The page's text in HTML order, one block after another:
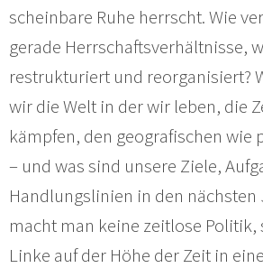
scheinbare Ruhe herrscht. Wie
gerade Herrschaftsverhältnisse,
restrukturiert und reorganisiert?
wir die Welt in der wir leben, die
kämpfen, den geografischen wie
– und was sind unsere Ziele,
Handlungslinien in den nächsten
macht man keine zeitlose Politik,
Linke auf der Höhe der Zeit in